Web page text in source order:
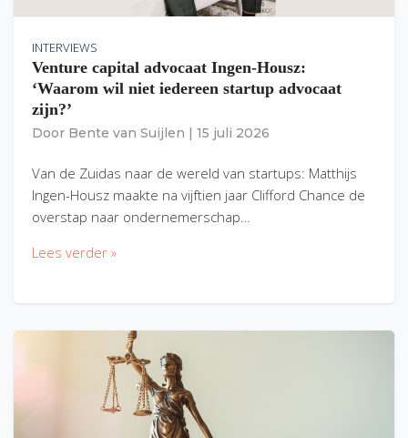
INTERVIEWS
Venture capital advocaat Ingen-Housz:
‘Waarom wil niet iedereen startup advocaat
zijn?’
Door Bente van Suijlen 15 juli 2026
Van de Zuidas naar de wereld van startups: Matthijs
Ingen-Housz maakte na vijftien jaar Clifford Chance de
overstap naar ondernemerschap…
Lees verder »